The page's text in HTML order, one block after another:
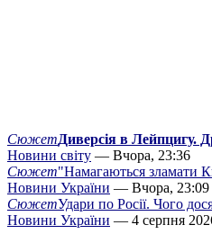
СюжетДиверсія в Лейпцигу.
Новини світу — Вчора, 23:36
Сюжет"Намагаються зламати
Новини України — Вчора, 23:09
СюжетУдари по Росії. Чого
Новини України — 4 серпня